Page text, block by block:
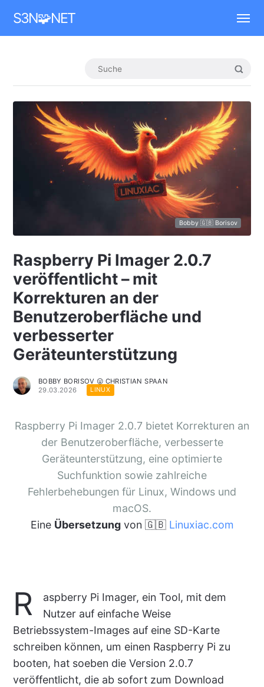
S3N🧩NET
Bobby 🇬🇧 Borisov
Raspberry Pi Imager 2.0.7
veröffentlicht – mit
Korrekturen an der
Benutzeroberfläche und
verbesserter
Geräteunterstützung
BOBBY BORISOV 😛 CHRISTIAN SPAAN
29.03.2026
LINUX
Raspberry Pi Imager 2.0.7 bietet Korrekturen an
der Benutzeroberfläche, verbesserte
Geräteunterstützung, eine optimierte
Suchfunktion sowie zahlreiche
Fehlerbehebungen für Linux, Windows und
macOS.
Eine Übersetzungvon 🇬🇧 Linuxiac.com
R
aspberry Pi Imager, ein Tool, mit dem
Nutzer auf einfache Weise
Betriebssystem-Images auf eine SD-Karte
schreiben können, um einen Raspberry Pi zu
booten, hat soeben die Version 2.0.7
veröffentlicht, die ab sofort zum Download